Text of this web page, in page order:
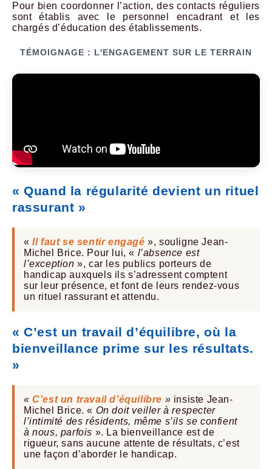
Pour bien coordonner l’action, des contacts réguliers
sont établis avec le personnel encadrant et les
chargés d’éducation des établissements.
TÉMOIGNAGE : L'ENGAGEMENT SUR LE TERRAIN
« Quand la régularité devient un rituel
rassurant »
« Il faut se sentir engagé », souligne Jean-
Michel Brice. Pour lui, « l’absence est
l’exception », car les publics porteurs de
handicap auxquels ils s’adressent comptent
sur leur présence, et font de leurs rendez-vous
un rituel rassurant et attendu.
« C’est un travail d’équilibre, où la
bienveillance prime sur les résultats.
»
«C’est un travail d’équilibre » insiste Jean-
Michel Brice. « On doit veiller à respecter
l’intimité des résidents, même s’ils se confient
à nous, parfois ». La bienveillance est de
rigueur, sans aucune attente de résultats, c’est
une façon d’aborder le handicap.